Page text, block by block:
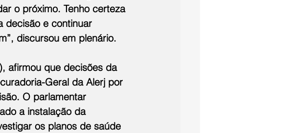
o próximo. Tenho certeza
decisão e continuar
discursou em plenário.
afirmou que decisões da
Geral da Alerj por
O parlamentar
a instalação da
os planos de saúde